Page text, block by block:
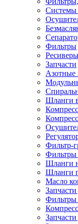
Системы
Фильтры
Запчасти
Азотные
Шланги
Фильтр-
Фильтры
Шланги
Шланги
Масло
Фильтры